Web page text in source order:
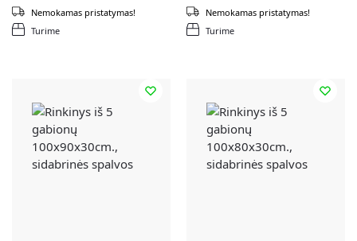
Turime
Nemokamas pristatymas!
Turime
Nemokamas pristatymas!